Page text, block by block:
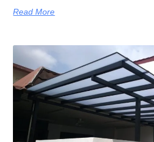
Read More